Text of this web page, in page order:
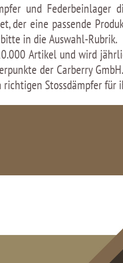
und Federbeinlager
der eine passende
in die Auswahl-Rubrik.
Artikel und wird
der Carberry
Stossdämpfer für